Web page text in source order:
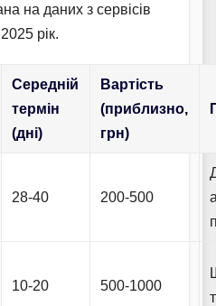
на даних з сервісів
рік.
Середній
термін
(дні)
Вартість
(приблизно,
грн)
28-40 200-500
10-20 500-1000